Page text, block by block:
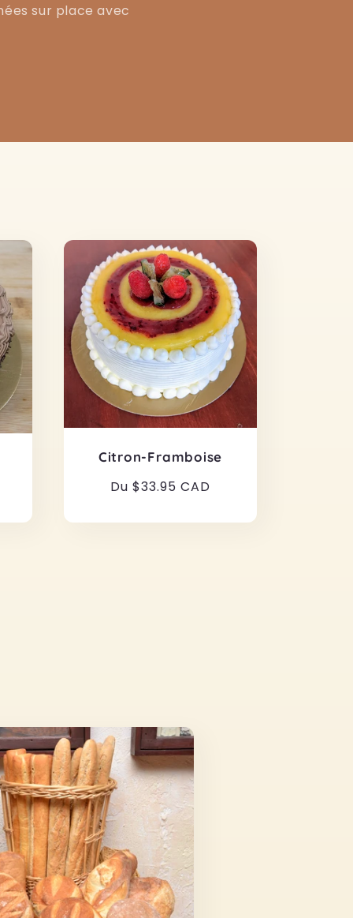
sur place avec
Citron-Framboise
Prix
Du $33.95 CAD